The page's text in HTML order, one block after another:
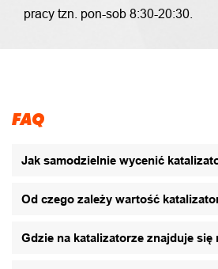
pracy tzn. pon-sob 8:30-20:30.
FAQ
Jak samodzielnie wycenić
Od czego zależy wartość
Gdzie na katalizatorze znajduje się